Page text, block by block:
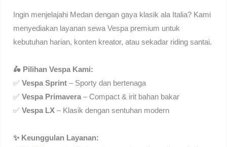
Ingin menjelajahi Medan dengan gaya klasik ala Italia? Kami
menyediakan layanan sewa Vespa premium untuk
kebutuhan harian, konten kreator, atau sekadar riding santai.
🛵 Pilihan Vespa Kami:
✅Vespa Sprint – Sporty dan bertenaga
✅Vespa Primavera – Compact & irit bahan bakar
✅Vespa LX – Klasik dengan sentuhan modern
✨ Keunggulan Layanan: